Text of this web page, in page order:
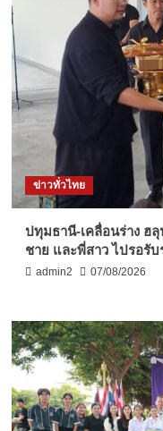
ข่าวทั่วไทย
ปทุมธานี-เคลื่อนร่าง ฮ
ชาย และพี่สาว ไปรอรับ
admin2 07/08/2026